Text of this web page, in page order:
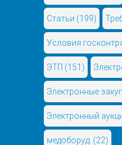
Статьи (199)
Условия
ЭТП (151)
Электронные
Электронный
медоборуд. (22)